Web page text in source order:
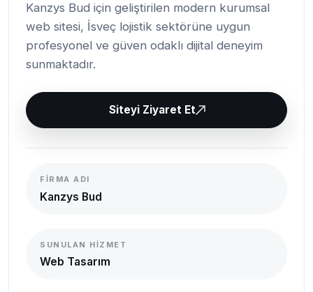
Kanzys Bud için geliştirilen modern kurumsal
web sitesi, İsveç lojistik sektörüne uygun
profesyonel ve güven odaklı dijital deneyim
sunmaktadır.
Siteyi Ziyaret Et
FIRMA ADI
Kanzys Bud
SUNULAN HIZMET
Web Tasarım